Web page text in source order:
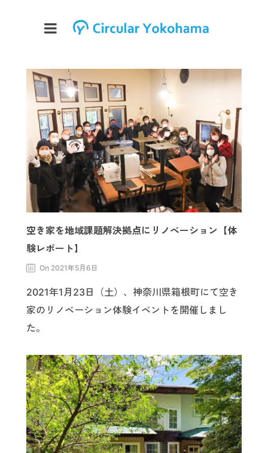
空き家を地域課題解決拠点にリノベーション【体
験レポート】
On 2021年5月6日
2021年1月23日（土）、神奈川県箱根町にて空き
家のリノベーション体験イベントを開催しまし
た。